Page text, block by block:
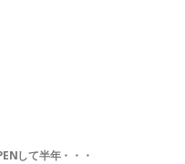
して半年・・・